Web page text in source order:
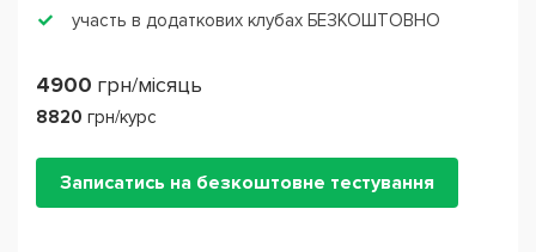
участь в додаткових клубах БЕЗКОШТОВНО
4900 грн/місяць
8820 грн/курс
Записатись на безкоштовне тестування